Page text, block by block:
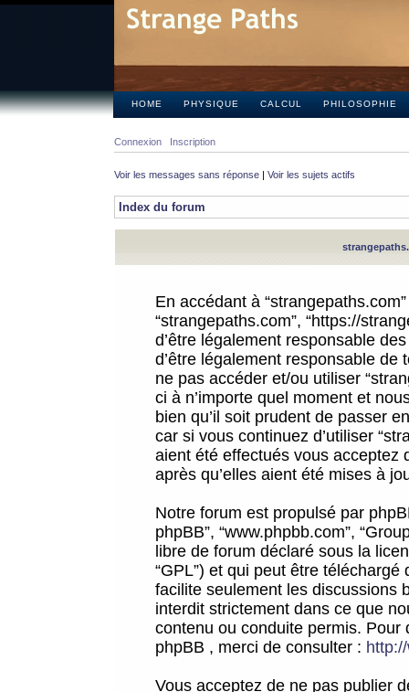
HOME PHYSIQUE CALCUL PHILOSOPHIE
Connexion Inscription
Voir les messages sans réponse | Voir les sujets actifs
Index du forum
En accédant à
“strangepaths.com”, “https://
d’être légalement responsable
d’être légalement responsable
ne pas accéder et/ou utiliser
ci à n’importe quel moment et
bien qu’il soit prudent de passer
car si vous continuez d’utiliser
aient été effectués vous acceptez
après qu’elles aient été mises à
Notre forum est propulsé par
phpBB”, “www.phpbb.com”,
libre de forum déclaré sous la
“GPL”) et qui peut être téléchargé
facilite seulement les discussions
interdit strictement dans ce que
contenu ou conduite permis.
phpBB , merci de consulter :
Vous acceptez de ne pas publier